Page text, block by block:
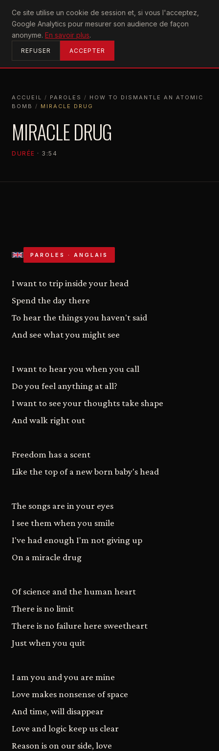
Ce site utilise un cookie de session et, si vous l'acceptez,
Google Analytics pour mesurer son audience de façon
anonyme. En savoir plus.
REFUSER ACCEPTER
U2achtung
ACCUEIL
ACCUEIL
ACCUEIL / PAROLES / HOW TO DISMANTLE AN ATOMIC
BOMB / MIRACLE DRUG
MIRACLE DRUG
DURÉE · 3:54
PAROLES · ANGLAIS
I want to trip inside your head
Spend the day there
To hear the things you haven't said
And see what you might see
I want to hear you when you call
Do you feel anything at all?
I want to see your thoughts take shape
And walk right out
Freedom has a scent
Like the top of a new born baby's head
The songs are in your eyes
I see them when you smile
I've had enough I'm not giving up
On a miracle drug
Of science and the human heart
There is no limit
There is no failure here sweetheart
Just when you quit
I am you and you are mine
Love makes nonsense of space
And time, will disappear
Love and logic keep us clear
Reason is on our side, love